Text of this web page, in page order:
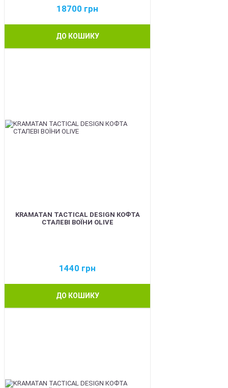
18700 грн
ДО КОШИКУ
KRAMATAN TACTICAL DESIGN КОФТА
СТАЛЕВІ ВОЇНИ OLIVE
1440 грн
ДО КОШИКУ